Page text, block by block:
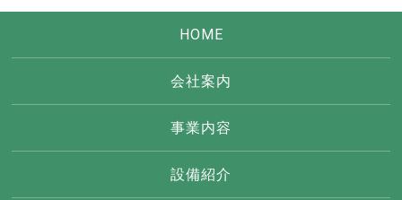
HOME
会社案内
事業内容
設備紹介